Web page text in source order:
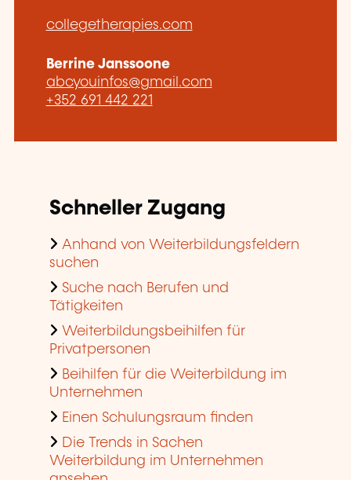
collegetherapies.com
Berrine Janssoone
abcyouinfos@gmail.com
+352 691 442 221
Schneller Zugang
Anhand von Weiterbildungsfeldern
suchen
Suche nach Berufen und
Tätigkeiten
Weiterbildungsbeihilfen für
Privatpersonen
Beihilfen für die Weiterbildung im
Unternehmen
Einen Schulungsraum finden
Die Trends in Sachen
Weiterbildung im Unternehmen